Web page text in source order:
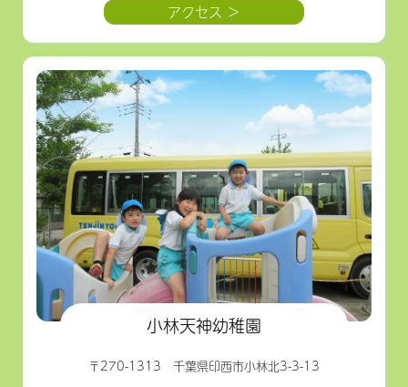
アクセス ＞
小林天神幼稚園
〒270-1313 千葉県印西市小林北3-3-13